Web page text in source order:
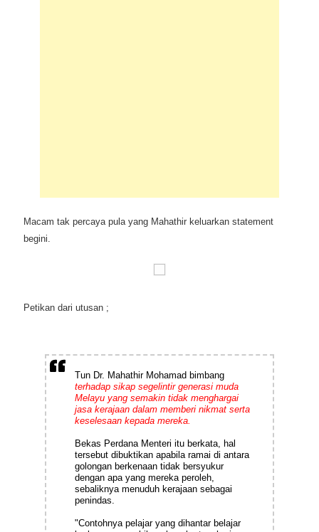
Macam tak percaya pula yang Mahathir keluarkan statement
begini.
Petikan dari utusan ;
Tun Dr. Mahathir Mohamad bimbang
terhadap sikap segelintir generasi muda
Melayu yang semakin tidak menghargai
jasa kerajaan dalam memberi nikmat serta
keselesaan kepada mereka.
Bekas Perdana Menteri itu berkata, hal
tersebut dibuktikan apabila ramai di antara
golongan berkenaan tidak bersyukur
dengan apa yang mereka peroleh,
sebaliknya menuduh kerajaan sebagai
penindas.
"Contohnya pelajar yang dihantar belajar